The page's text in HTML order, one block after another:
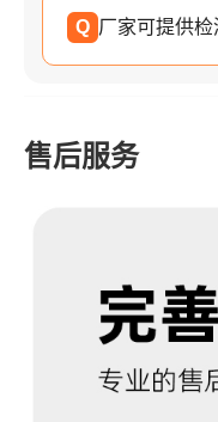
Q 厂家可提供检
售后服务